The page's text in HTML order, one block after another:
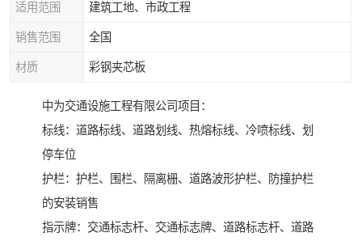
适用范围 建筑工地、市政工程
销售范围 全国
材质 彩钢夹芯板
中为交通设施工程有限公司项目：
标线：道路标线、道路划线、热熔标线、冷喷标线、划
停车位
护栏：护栏、围栏、隔离栅、道路波形护栏、防撞护栏
的安装销售
指示牌：交通标志杆、交通标志牌、道路标志杆、道路